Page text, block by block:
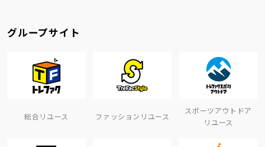
グループサイト
総合リユース ファッションリユース
スポーツアウトドア
リユース